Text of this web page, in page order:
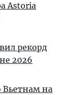
Astoria
рекорд
2026
Вьетнам на